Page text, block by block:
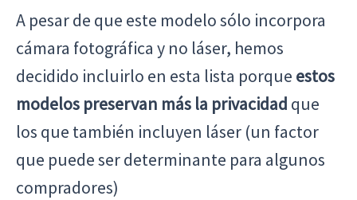
A pesar de que este modelo sólo incorpora
cámara fotográfica y no láser, hemos
decidido incluirlo en esta lista porque estos
modelos preservan más la privacidad que
los que también incluyen láser (un factor
que puede ser determinante para algunos
compradores)